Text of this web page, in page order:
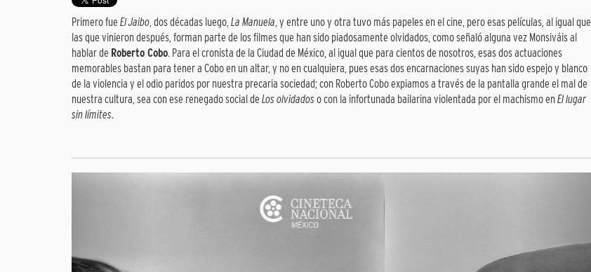
Primero fue El Jaibo, dos décadas luego, La Manuela, y entre uno y otra tuvo más papeles en el cine, pero esas películas, al igual que
las que vinieron después, forman parte de los filmes que han sido piadosamente olvidados, como señaló alguna vez Monsiváis al
hablar de Roberto Cobo. Para el cronista de la Ciudad de México, al igual que para cientos de nosotros, esas dos actuaciones
memorables bastan para tener a Cobo en un altar, y no en cualquiera, pues esas dos encarnaciones suyas han sido espejo y blanco
de la violencia y el odio paridos por nuestra precaria sociedad; con Roberto Cobo expiamos a través de la pantalla grande el mal de
nuestra cultura, sea con ese renegado social de Los olvidados o con la infortunada bailarina violentada por el machismo enEl lugar
sin límites.